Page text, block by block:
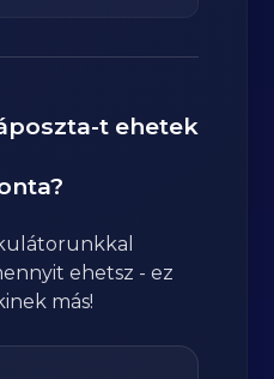
-t ehetek
ehetsz - ez
más!